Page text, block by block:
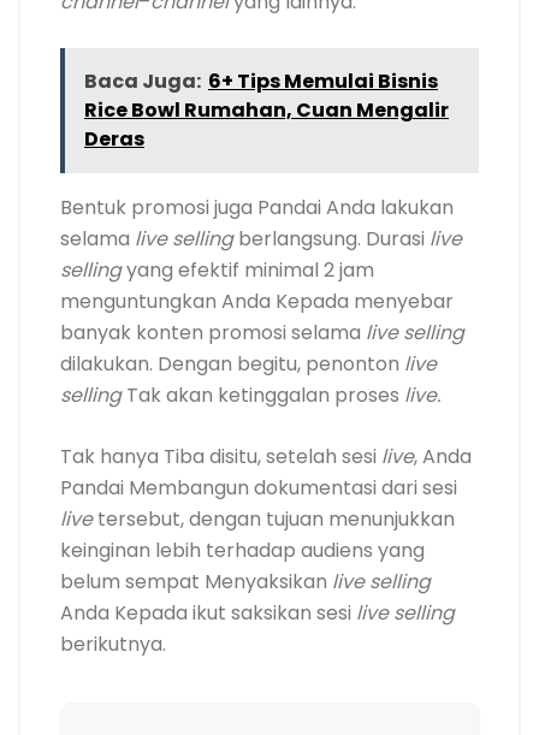
Baca Juga: 6+ Tips Memulai Bisnis
Rice Bowl Rumahan, Cuan Mengalir
Deras
Bentuk promosi juga Pandai Anda lakukan
selama live sellingberlangsung. Durasi live
sellingyang efektif minimal 2 jam
menguntungkan Anda Kepada menyebar
banyak konten promosi selama live selling
dilakukan. Dengan begitu, penonton live
sellingTak akan ketinggalan proses live.
Tak hanya Tiba disitu, setelah sesi live, Anda
Pandai Membangun dokumentasi dari sesi
livetersebut, dengan tujuan menunjukkan
keinginan lebih terhadap audiens yang
belum sempat Menyaksikan live selling
Anda Kepada ikut saksikan sesi live selling
berikutnya.